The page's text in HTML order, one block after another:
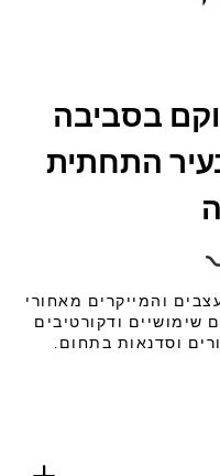
בסביבה
התחתית
והמייקרים מאחורי
שימושיים ודקורטיבים
וסדנאות בתחום.